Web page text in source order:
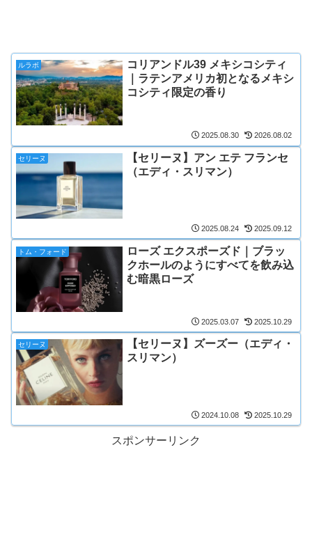
ルラボ
コリアンドル39 メキシコシティ
｜ラテンアメリカ初となるメキシ
コシティ限定の香り
2025.08.30 2026.08.02
セリーヌ
【セリーヌ】アン エテ フランセ
（エディ・スリマン）
2025.08.24 2025.09.12
トム・フォード
ローズ エクスポーズド｜ブラッ
クホールのようにすべてを飲み込
む暗黒ローズ
2025.03.07 2025.10.29
セリーヌ
【セリーヌ】ズーズー（エディ・
スリマン）
2024.10.08 2025.10.29
スポンサーリンク